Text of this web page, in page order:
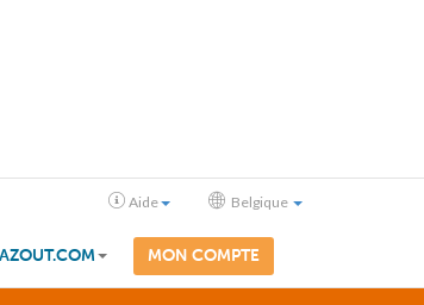
Aide Belgique
MON COMPTE